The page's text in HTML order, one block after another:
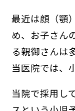
最近は顔（顎
め、お子さん
る親御さんは
当医院では、
当院で採用し